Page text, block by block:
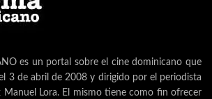
es un portal sobre el cine dominicano que
3 de abril de 2008 y dirigido por el periodista
Manuel Lora. El mismo tiene como fin ofrecer